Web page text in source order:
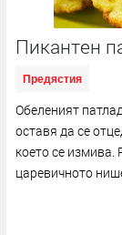
Пикантен
Предястия
Обеленият
оставя да се
което се измива.
царевичното